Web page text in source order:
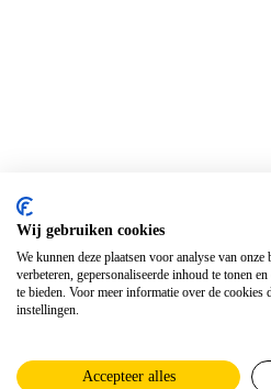
Wij gebruiken cookies
We kunnen deze plaatsen voor analyse van
verbeteren, gepersonaliseerde inhoud te tonen
te bieden. Voor meer informatie over de cookies
instellingen.
Accepteer alles